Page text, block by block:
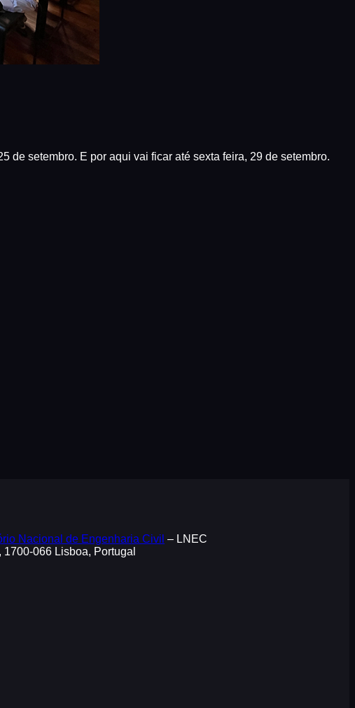
de setembro. E por aqui vai ficar até sexta feira, 29 de setembro.
Nacional de Engenharia Civil – LNEC
1700-066 Lisboa, Portugal